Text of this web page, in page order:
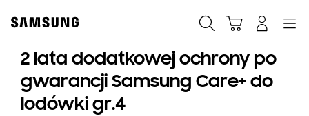
content
2 lata dodatkowej ochrony po
gwarancji Samsung Care+ do
lodówki gr.4